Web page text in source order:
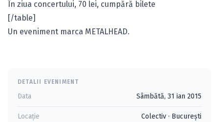
În ziua concertului, 70 lei, cumpără bilete
[/table]
Un eveniment marca METALHEAD.
DETALII EVENIMENT
Data Sâmbătă, 31 ian 2015
Locație Colectiv · Bucureşti